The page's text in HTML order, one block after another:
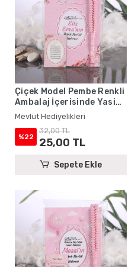
Çiçek Model Pembe Renkli
Ambalaj İçerisinde Yasin
Kitabı, Magnet ve Tesbih -
Mevlüt Hediyelikleri
Mevlüt Hediyelikleri
%22
32,00 TL
25,00 TL
Sepete Ekle